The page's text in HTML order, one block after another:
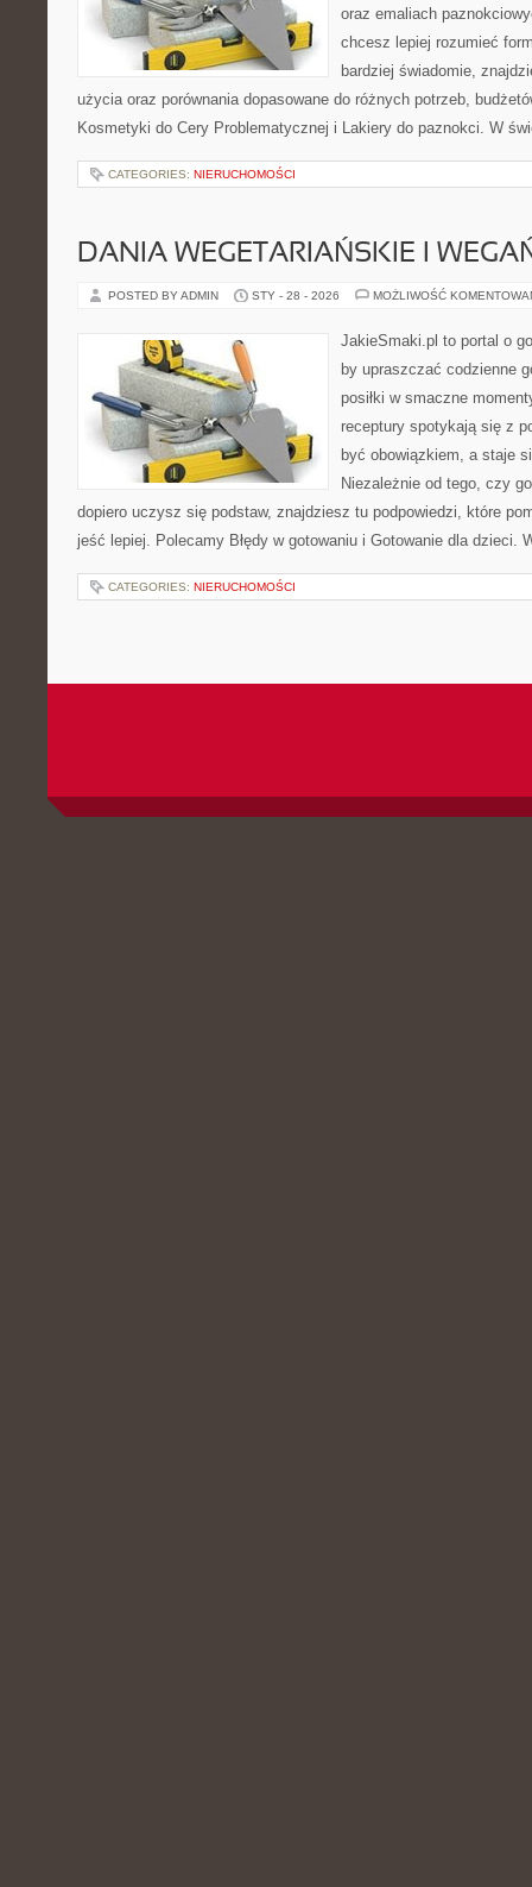
oraz emaliach
chcesz lepiej rozumieć
bardziej świadomie,
użycia oraz porównania dopasowane do różnych potrzeb,
Kosmetyki do Cery Problematycznej i Lakiery do paznokci. W
CATEGORIES: NIERUCHOMOŚCI
DANIA WEGETARIAŃSKIE I
POSTED BY ADMIN STY - 28 - 2026 MOŻLIWOŚĆ
JakieSmaki.pl to portal o
by upraszczać codzienne
posiłki w smaczne
receptury spotykają się z
być obowiązkiem, a staje
Niezależnie od tego, czy
dopiero uczysz się podstaw, znajdziesz tu podpowiedzi, które
jeść lepiej. Polecamy Błędy w gotowaniu i Gotowanie dla
CATEGORIES: NIERUCHOMOŚCI